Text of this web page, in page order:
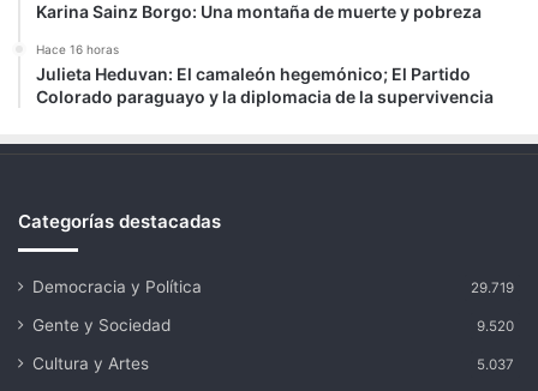
Karina Sainz Borgo: Una montaña de muerte y pobreza
Hace 16 horas
Julieta Heduvan: El camaleón hegemónico; El Partido
Colorado paraguayo y la diplomacia de la supervivencia
Categorías destacadas
Democracia y Política 29.719
Gente y Sociedad 9.520
Cultura y Artes 5.037